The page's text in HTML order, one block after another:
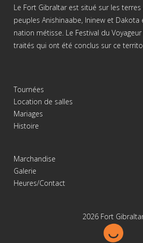
Le Fort Gibraltar est situé sur les
peuples Anishinaabe, Ininew et Dakota
nation métisse. Le Festival du
traités qui ont été conclus sur ce
Tournées
Location de salles
Mariages
Histoire
Marchandise
Galerie
Heures/Contact
2026 Fort